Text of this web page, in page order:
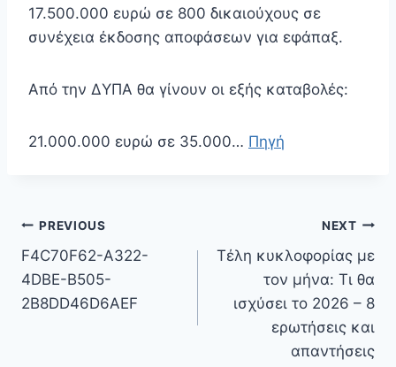
17.500.000 ευρώ σε 800 δικαιούχους σε
συνέχεια έκδοσης αποφάσεων για εφάπαξ.
Από την ΔΥΠΑ θα γίνουν οι εξής καταβολές:
21.000.000 ευρώ σε 35.000… Πηγή
Πλοήγηση
άρθρων
PREVIOUS
F4C70F62-A322-
4DBE-B505-
2B8DD46D6AEF
NEXT
Τέλη κυκλοφορίας με
τον μήνα: Τι θα
ισχύσει το 2026 – 8
ερωτήσεις και
απαντήσεις